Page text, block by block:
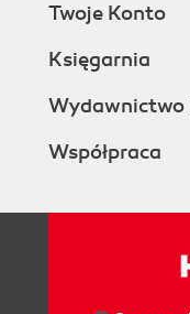
Twoje Konto
Księgarnia
Wydawnictwo
Współpraca